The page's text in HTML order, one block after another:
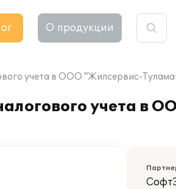
О продукции
учета в ООО "Жилсервис-
учета